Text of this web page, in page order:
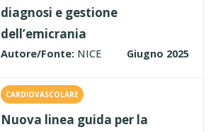
diagnosi e gestione
dell’emicrania
Autore/Fonte: NICE Giugno 2025
CARDIOVASCOLARE
Nuova linea guida per la